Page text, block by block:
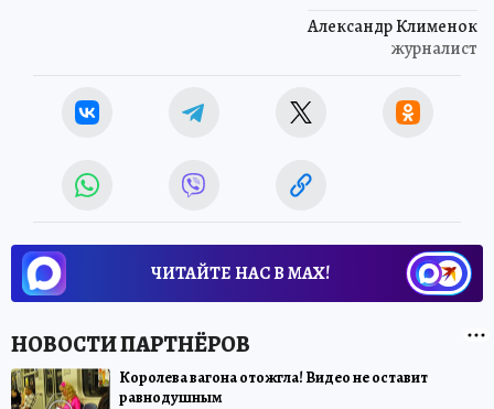
Александр Клименок
журналист
ЧИТАЙТЕ НАС В МАХ!
Королева вагона отожгла! Видео не оставит
равнодушным